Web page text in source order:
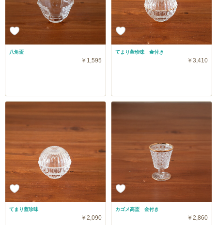
八角盃
￥1,595
てまり蓋珍味 金付き
￥3,410
てまり蓋珍味
￥2,090
カゴメ高盃 金付き
￥2,860